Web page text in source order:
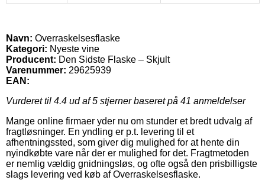
Navn: Overraskelsesflaske
Kategori: Nyeste vine
Producent: Den Sidste Flaske – Skjult
Varenummer: 29625939
EAN:
Vurderet til 4.4 ud af 5 stjerner baseret på 41 anmeldelser
Mange online firmaer yder nu om stunder et bredt udvalg af
fragtløsninger. En yndling er p.t. levering til et
afhentningssted, som giver dig mulighed for at hente din
nyindkøbte vare når der er mulighed for det. Fragtmetoden
er nemlig vældig gnidningsløs, og ofte også den prisbilligste
slags levering ved køb af Overraskelsesflaske.